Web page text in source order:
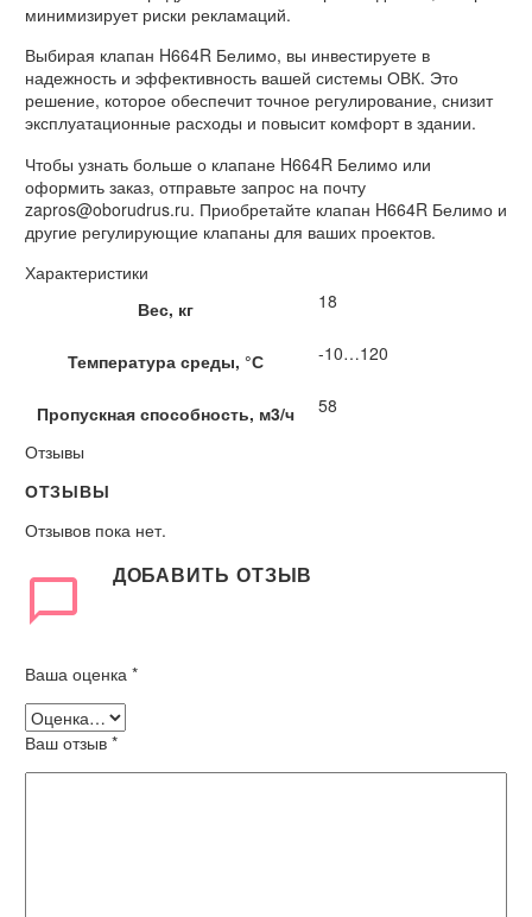
минимизирует риски рекламаций.
Выбирая клапан H664R Белимо, вы инвестируете в
надежность и эффективность вашей системы ОВК. Это
решение, которое обеспечит точное регулирование, снизит
эксплуатационные расходы и повысит комфорт в здании.
Чтобы узнать больше о клапане H664R Белимо или
оформить заказ, отправьте запрос на почту
zapros@oborudrus.ru. Приобретайте клапан H664R Белимо и
другие регулирующие клапаны для ваших проектов.
Характеристики
Вес, кг
18
Температура среды, °С -10…120
Пропускная способность, м3/ч
58
Отзывы
ОТЗЫВЫ
Отзывов пока нет.
ДОБАВИТЬ ОТЗЫВ
Ваша оценка *
Ваш отзыв *